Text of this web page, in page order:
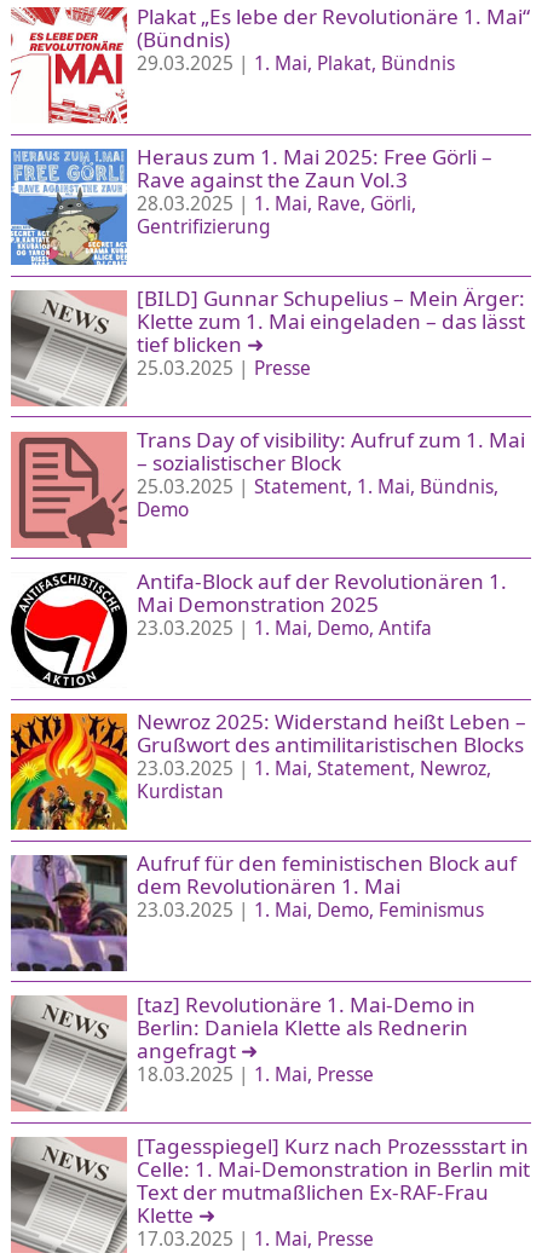
Plakat „Es lebe der Revolutionäre 1. Mai“
(Bündnis)
29.03.2025 | 1. Mai Plakat Bündnis
Heraus zum 1. Mai 2025: Free Görli –
Rave against the Zaun Vol.3
28.03.2025 | 1. Mai Rave Görli
Gentrifizierung
[BILD] Gunnar Schupelius – Mein Ärger:
Klette zum 1. Mai eingeladen – das lässt
tief blicken ➜
25.03.2025 | Presse
Trans Day of visibility: Aufruf zum 1. Mai
– sozialistischer Block
25.03.2025 |Statement 1. Mai Bündnis
Demo
Antifa-Block auf der Revolutionären 1.
Mai Demonstration 2025
23.03.2025 | 1. Mai Demo Antifa
Newroz 2025: Widerstand heißt Leben –
Grußwort des antimilitaristischen Blocks
23.03.2025 | 1. Mai Statement Newroz
Kurdistan
Aufruf für den feministischen Block auf
dem Revolutionären 1. Mai
23.03.2025 | 1. Mai Demo Feminismus
[taz] Revolutionäre 1. Mai-Demo in
Berlin: Daniela Klette als Rednerin
angefragt ➜
18.03.2025 | 1. Mai Presse
[Tagesspiegel] Kurz nach Prozessstart in
Celle: 1. Mai-Demonstration in Berlin mit
Text der mutmaßlichen Ex-RAF-Frau
Klette ➜
17.03.2025 | 1. Mai Presse